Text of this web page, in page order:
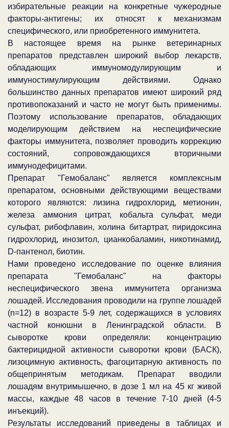
избирательные реакции на конкретные чужеродные
факторы-антигены; их относят к механизмам
специфического, или приобретенного иммунитета.
В настоящее время на рынке ветеринарных
препаратов представлен широкий выбор лекарств,
обладающих иммуномодулирующим и
иммуностимулирующим действиями. Однако
большинство данных препаратов имеют широкий ряд
противопоказаний и часто не могут быть применимы.
Поэтому использование препаратов, обладающих
моделирующим действием на неспецифические
факторы иммунитета, позволяет проводить коррекцию
состояний, сопровождающихся вторичными
иммунодефицитами.
Препарат "Гемобаланс" является комплексным
препаратом, основными действующими веществами
которого являются: лизина гидрохлорид, метионин,
железа аммония цитрат, кобальта сульфат, меди
сульфат, рибофлавин, холина битартрат, пиридоксина
гидрохлорид, инозитол, цианкобаламин, никотинамид,
D-пантенол, биотин.
Нами проведено исследование по оценке влияния
препарата "Гемобаланс" на факторы
неспецифического звена иммунитета организма
лошадей. Исследования проводили на группе лошадей
(n=12) в возрасте 5-9 лет, содержащихся в условиях
частной конюшни в Ленинградской области. В
сыворотке крови определяли: концентрацию
бактерицидной активности сыворотки крови (БАСК),
лизоцимную активность, фагоцитарную активность по
общепринятым методикам. Препарат вводили
лошадям внутримышечно, в дозе 1 мл на 45 кгживой
массы, каждые 48 часов в течение 7-10 дней (4-5
инъекций).
Результаты исследований приведены в таблицах и